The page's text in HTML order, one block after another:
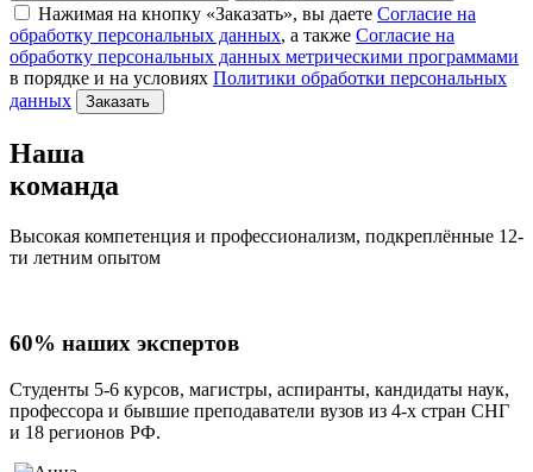
Нажимая на кнопку «Заказать», вы даете Согласие на
обработку персональных данных, а также Согласие на
обработку персональных данных метрическими программами
в порядке и на условиях Политики обработки персональных
данных
Заказать
Наша
команда
Высокая компетенция и профессионализм, подкреплённые 12-
ти летним опытом
60% наших экспертов
Студенты 5-6 курсов, магистры, аспиранты, кандидаты наук,
профессора и бывшие преподаватели вузов из 4-х стран СНГ
и 18 регионов РФ.